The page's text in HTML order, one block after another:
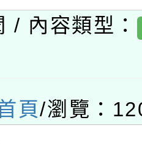
員會函釋公
陸應申請許可
部水利署委託
位及節水達
祈福系列
」
地景藝術
內容類型：
頁/瀏覽：